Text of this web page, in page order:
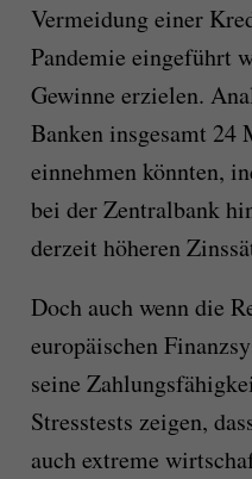
Vermeidung einer
Pandemie eingeführt
Gewinne erzielen.
Banken insgesamt
einnehmen könnten,
bei der Zentralbank
derzeit höheren
Doch auch wenn die
europäischen
seine
Stresstests zeigen,
auch extreme